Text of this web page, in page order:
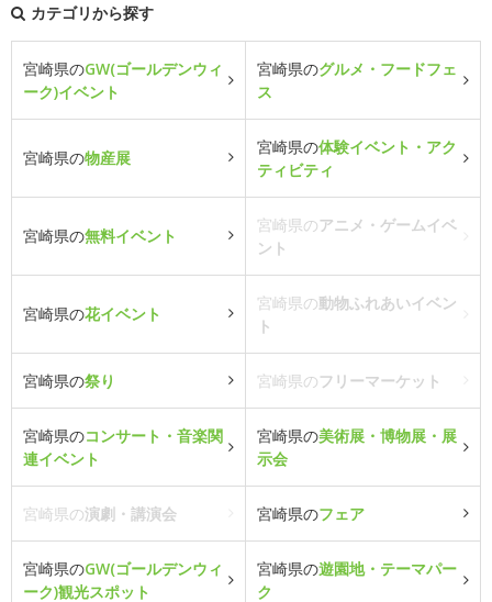
カテゴリから探す
宮崎県のGW(ゴールデンウィ
ーク)イベント
宮崎県のグルメ・フードフェ
ス
宮崎県の物産展
宮崎県の体験イベント・アク
ティビティ
宮崎県の無料イベント
宮崎県のアニメ・ゲームイベ
ント
宮崎県の花イベント
宮崎県の動物ふれあいイベン
ト
宮崎県の祭り 宮崎県のフリーマーケット
宮崎県のコンサート・音楽関
連イベント
宮崎県の美術展・博物展・展
示会
宮崎県の演劇・講演会 宮崎県のフェア
宮崎県のGW(ゴールデンウィ
ーク)観光スポット
宮崎県の遊園地・テーマパー
ク